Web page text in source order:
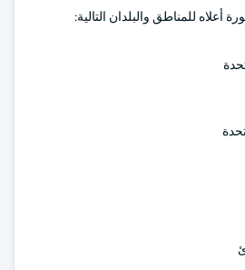
أعلاه للمناطق والبلدان التالية: